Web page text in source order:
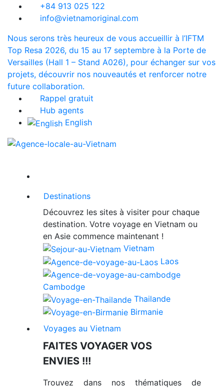
+84 913 025 122
info@vietnamoriginal.com
Nous serons très heureux de vous accueillir à l’IFTM
Top Resa 2026, du 15 au 17 septembre à la Porte de
Versailles (Hall 1 – Stand A026), pour échanger sur vos
projets, découvrir nos nouveautés et renforcer notre
future collaboration.
Rappel gratuit
Hub agents
English
Destinations
Découvrez les sites à visiter pour chaque
destination. Votre voyage en Vietnam ou
en Asie commence maintenant !
Vietnam
Laos
Cambodge
Thailande
Birmanie
Voyages au Vietnam
FAITES VOYAGER VOS
ENVIES !!!
Trouvez dans nos thématiques de